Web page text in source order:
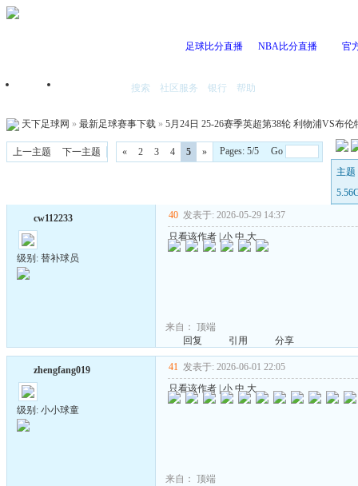
足球比分直播 NBA比分直播 官
首页 搜索 社区服务 银行 帮助
天下足球网 » 最新足球赛事下载 » 5月24日 25-26赛季英超第38轮 利物浦VS布
上一主题 下一主题 « 2 3 4 5 »
Pages: 5/5 Go
主题
cw112233
级别: 替补球员
40 发表于: 2026-05-29 14:37
只看该作者 |小 中 大
来自： 顶端
回复
引用 分享
zhengfang019
级别: 小小球童
41 发表于: 2026-06-01 22:05
只看该作者 |小 中 大
来自： 顶端